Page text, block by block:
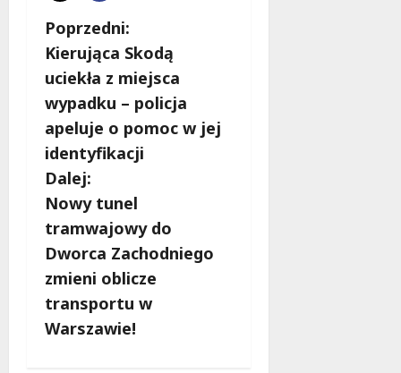
Z
o
b
a
c
z
w
p
i
Poprzedni:
Kierująca Skodą
uciekła z miejsca
wypadku – policja
apeluje o pomoc w jej
identyfikacji
Dalej:
Nowy tunel
tramwajowy do
Dworca Zachodniego
zmieni oblicze
transportu w
Warszawie!